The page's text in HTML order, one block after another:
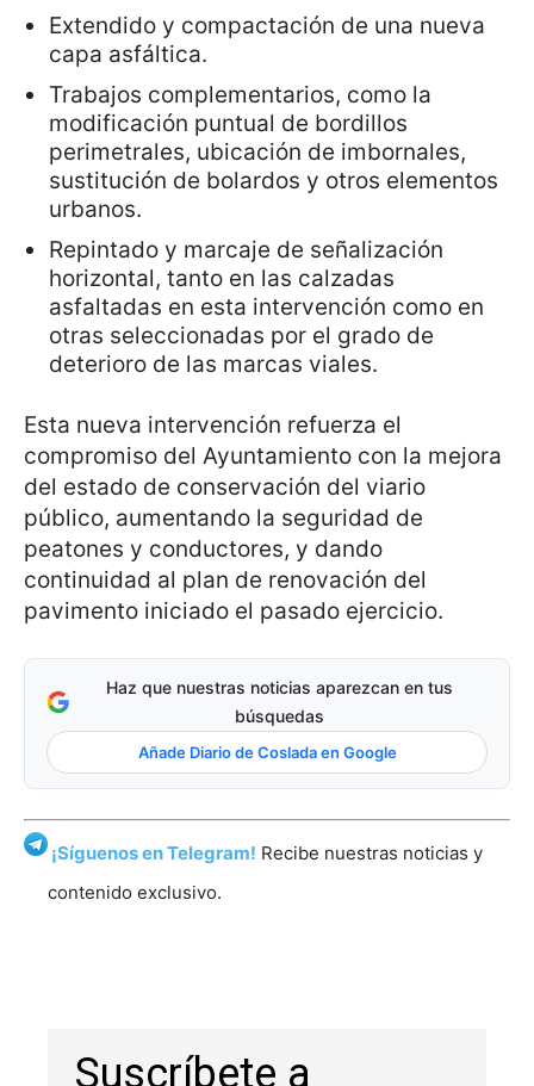
Extendido y compactación de una nueva
capa asfáltica.
Trabajos complementarios, como la
modificación puntual de bordillos
perimetrales, ubicación de imbornales,
sustitución de bolardos y otros elementos
urbanos.
Repintado y marcaje de señalización
horizontal, tanto en las calzadas
asfaltadas en esta intervención como en
otras seleccionadas por el grado de
deterioro de las marcas viales.
Esta nueva intervención refuerza el
compromiso del Ayuntamiento con la mejora
del estado de conservación del viario
público, aumentando la seguridad de
peatones y conductores, y dando
continuidad al plan de renovación del
pavimento iniciado el pasado ejercicio.
Haz que nuestras noticias aparezcan en tus
búsquedas
Añade Diario de Coslada en Google
¡Síguenos en Telegram! Recibe nuestras noticias y
contenido exclusivo.
Suscríbete a